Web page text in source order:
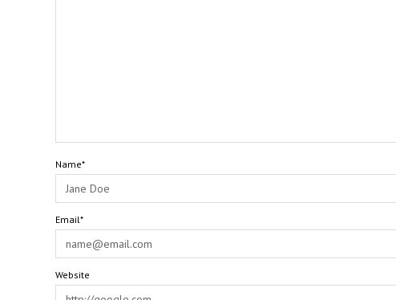
Name*
Email*
Website